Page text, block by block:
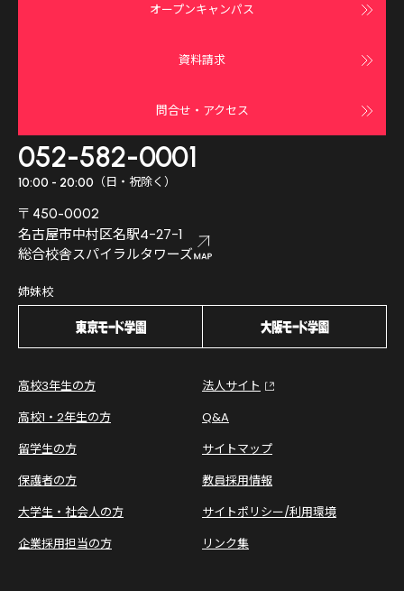
オープンキャンパス
資料請求
問合せ・アクセス
052-582-0001
10:00 - 20:00 （日・祝除く）
〒450-0002
名古屋市中村区名駅4-27-1
総合校舎スパイラルタワーズ
姉妹校
高校3年生の方
高校1・2年生の方
留学生の方
保護者の方
大学生・社会人の方
企業採用担当の方
法人サイト
Q&A
サイトマップ
教員採用情報
サイトポリシー/利用環境
リンク集